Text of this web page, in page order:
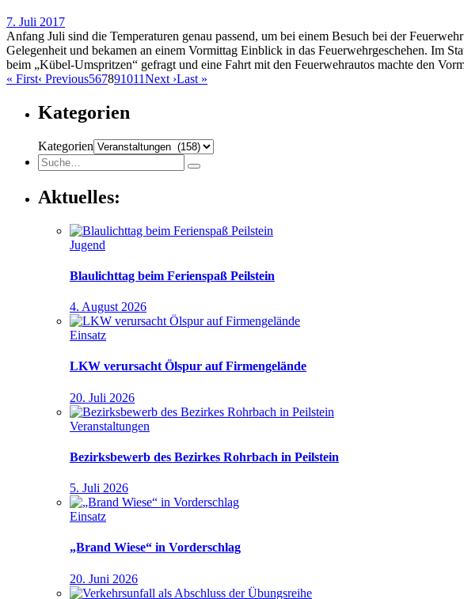
7. Juli 2017
Anfang Juli sind die Temperaturen genau passend, um bei einem Besuch bei der
Gelegenheit und bekamen an einem Vormittag Einblick in das Feuerwehrgeschehen. Im
beim „Kübel-Umspritzen“ gefragt und eine Fahrt mit den Feuerwehrautos machte den
« First‹ Previous567891011Next ›Last »
Kategorien
Kategorien
Aktuelles:
Jugend
Blaulichttag beim Ferienspaß Peilstein
4. August 2026
Einsatz
LKW verursacht Ölspur auf Firmengelände
20. Juli 2026
Veranstaltungen
Bezirksbewerb des Bezirkes Rohrbach in Peilstein
5. Juli 2026
Einsatz
„Brand Wiese“ in Vorderschlag
20. Juni 2026